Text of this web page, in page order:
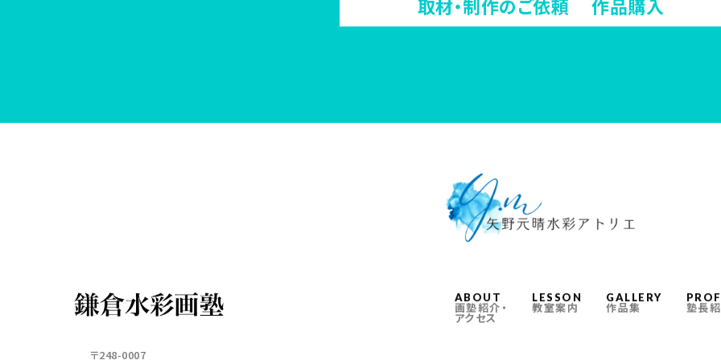
取材・制作のご依頼 作品購入
〒248-0007
ABOUT
画塾紹介・
アクセス
LESSON
教室案内
GALLERY
作品集
塾長